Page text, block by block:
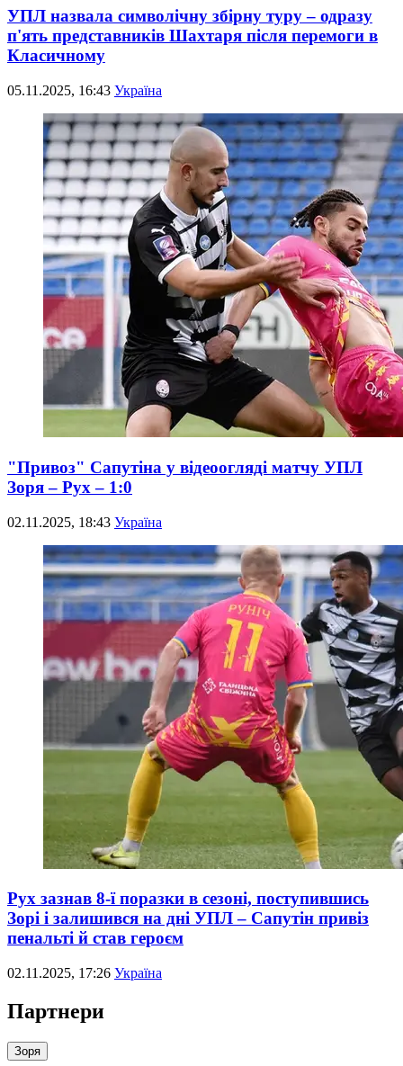
УПЛ назвала символічну збірну туру – одразу
п'ять представників Шахтаря після перемоги в
Класичному
05.11.2025, 16:43 Україна
"Привоз" Сапутіна у відеоогляді матчу УПЛ
Зоря – Рух – 1:0
02.11.2025, 18:43 Україна
Рух зазнав 8-ї поразки в сезоні, поступившись
Зорі і залишився на дні УПЛ – Сапутін привіз
пенальті й став героєм
02.11.2025, 17:26 Україна
Партнери
Зоря